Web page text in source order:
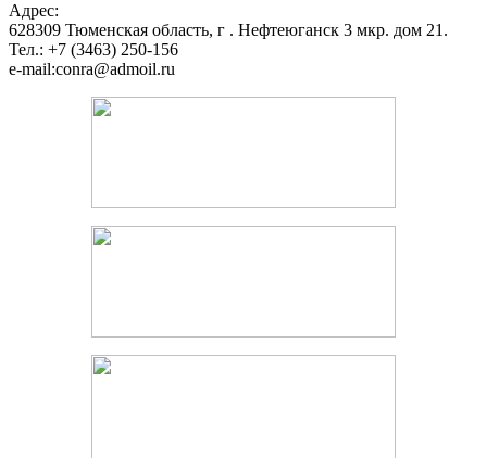
Адрес:
628309 Тюменская область, г . Нефтеюганск 3 мкр. дом 21.
Тел.: +7 (3463) 250-156
e-mail:conra@admoil.ru